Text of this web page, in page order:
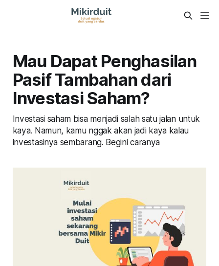
Mau Dapat Penghasilan
Pasif Tambahan dari
Investasi Saham?
Investasi saham bisa menjadi salah satu jalan untuk
kaya. Namun, kamu nggak akan jadi kaya kalau
investasinya sembarang. Begini caranya